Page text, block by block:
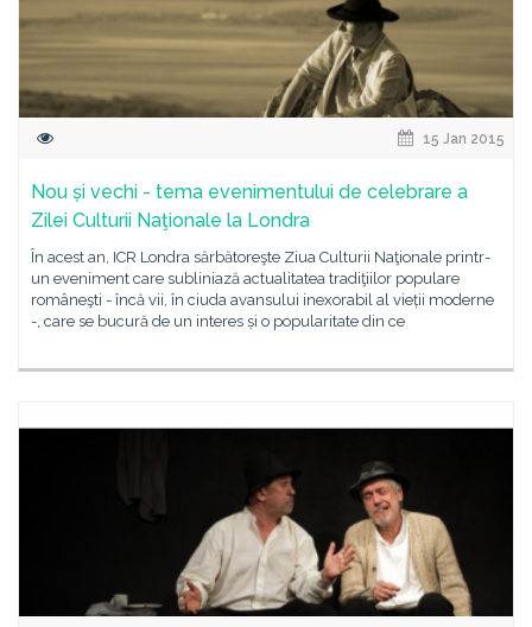
15 Jan 2015
Nou și vechi - tema evenimentului de celebrare a
Zilei Culturii Naţionale la Londra
În acest an, ICR Londra sărbătoreşte Ziua Culturii Naţionale printr-
un eveniment care subliniază actualitatea tradiţiilor populare
româneşti - încă vii, în ciuda avansului inexorabil al vieții moderne
-, care se bucură de un interes și o popularitate din ce